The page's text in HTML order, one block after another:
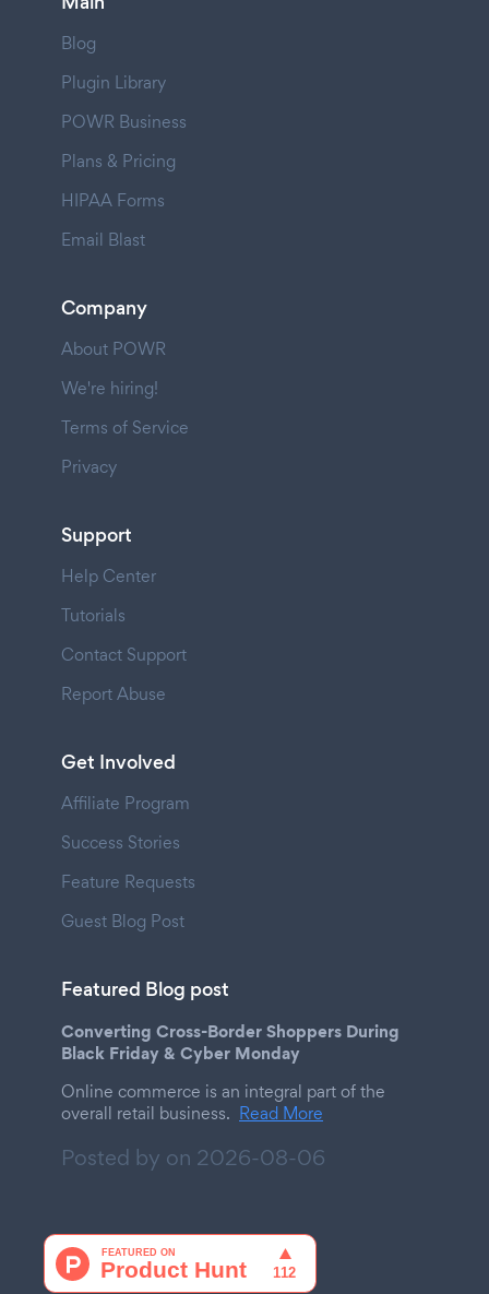
Blog
Plugin Library
POWR Business
Plans & Pricing
HIPAA Forms
Email Blast
Company
About POWR
We're hiring!
Terms of Service
Privacy
Support
Help Center
Tutorials
Contact Support
Report Abuse
Get Involved
Affiliate Program
Success Stories
Feature Requests
Guest Blog Post
Featured Blog post
Converting Cross-Border Shoppers During
Black Friday & Cyber Monday
Online commerce is an integral part of the
overall retail business. Read More
Posted by on 2026-08-06